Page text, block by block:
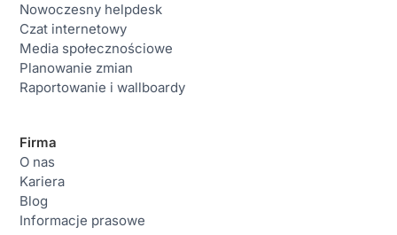
Nowoczesny helpdesk
Czat internetowy
Media społecznościowe
Planowanie zmian
Raportowanie i wallboardy
Firma
O nas
Kariera
Blog
Informacje prasowe